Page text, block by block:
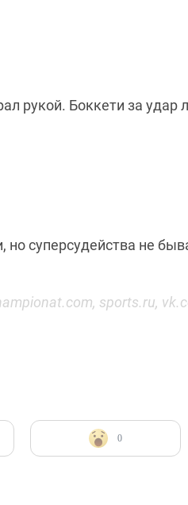
рукой. Боккети за
суперсудейства не
.com, sports.ru, vk.
0